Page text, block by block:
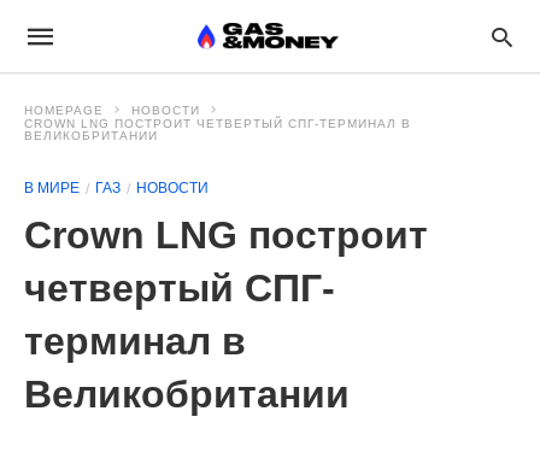
HOMEPAGE
НОВОСТИ
CROWN LNG ПОСТРОИТ ЧЕТВЕРТЫЙ СПГ-ТЕРМИНАЛ В
ВЕЛИКОБРИТАНИИ
В МИРЕ ГАЗ НОВОСТИ
Crown LNG построит
четвертый СПГ-
терминал в
Великобритании